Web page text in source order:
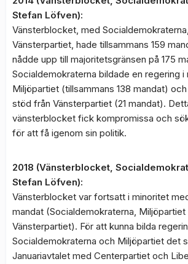
Stefan Löfven):
Vänsterblocket, med
Vänsterpartiet, hade tillsammans 159
nådde upp till majoritetsgränsen på 175
Socialdemokraterna bildade en regering i
Miljöpartiet (tillsammans 138 mandat)
stöd från Vänsterpartiet (21 mandat).
vänsterblocket fick kompromissa och
för att få igenom sin politik.
2018 (Vänsterblocket,
Stefan Löfven):
Vänsterblocket var fortsatt i minoritet
mandat (Socialdemokraterna, Miljöpartiet
Vänsterpartiet). För att kunna bilda
Socialdemokraterna och Miljöpartiet det
Januariavtalet med Centerpartiet och